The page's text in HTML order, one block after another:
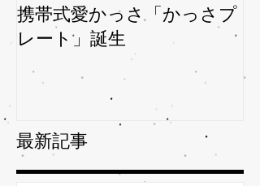
携帯式愛かっさ「かっさプ
レート」誕生
最新記事